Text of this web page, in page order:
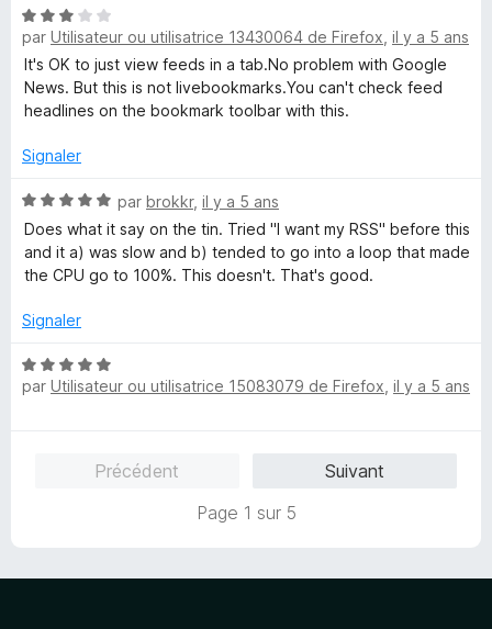
r
5
é
5
s
u
r
N
o
t
é
3
u
5
par Utilisateur ou utilisatrice 13430064 de Firefox il y a 5 ans
It's OK to just view feeds in a tab.No problem with Google
News. But this is not livebookmarks.You can't check feed
headlines on the bookmark toolbar with this.
Signaler
N
o
t
é
s
r
5
par brokkr, il y a 5 ans
Does what it say on the tin. Tried "I want my RSS" before this
and it a) was slow and b) tended to go into a loop that made
the CPU go to 100%. This doesn't. That's good.
Signaler
N
o
par Utilisateur ou utilisatrice 15083079 de Firefox il y a 5 ans
Précédent
Suivant
Page 1 sur 5